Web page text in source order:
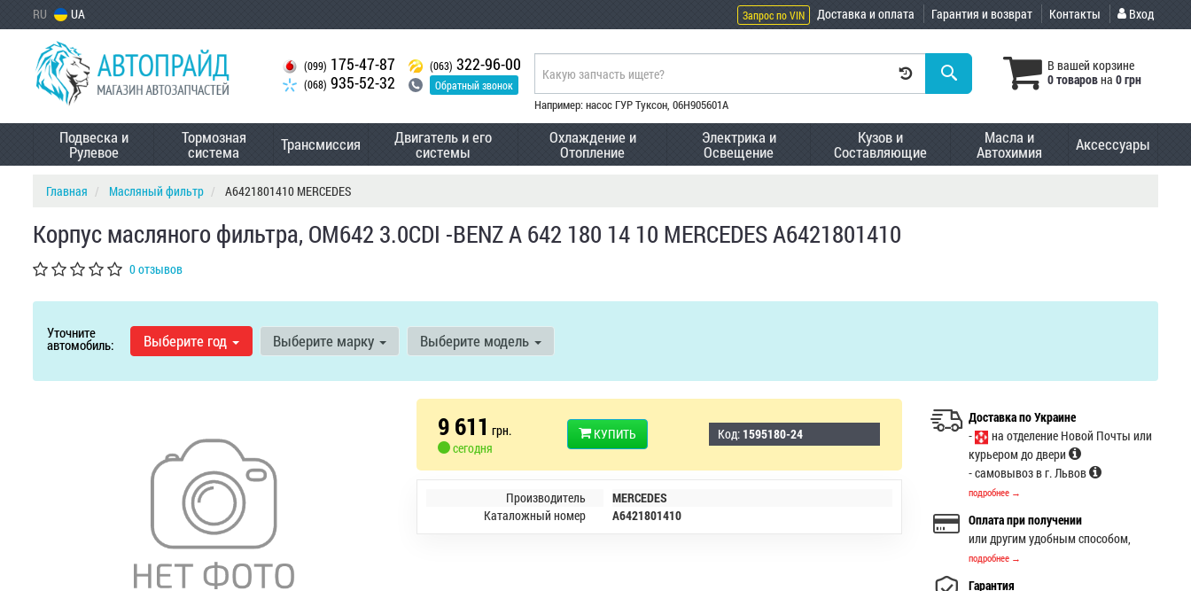
RU UA Запрос по VIN Доставка и оплата Гарантия и возврат Контакты Вход
(099) 175-47-87
(068) 935-52-32
(063) 322-96-00
Обратный звонок
В вашей корзине
0 товаровна 0 грн
Например: насос ГУР Туксон, 06H905601A
Подвеска и
Рулевое
Тормозная
система Трансмиссия Двигатель и его
системы
Охлаждение и
Отопление
Электрика и
Освещение
Кузов и
Составляющие
Масла и
Автохимия Аксессуары
Главная Масляный фильтр A6421801410 MERCEDES
Корпус масляного фильтра, OM642 3.0CDI -BENZ A 642 180 14 10 MERCEDES A6421801410
0 отзывов
Уточните
автомобиль: Выберите год Выберите марку Выберите модель
9 611 грн.
сегодня
КУПИТЬ Код: 1595180-24
Производитель
MERCEDES
Каталожный номер
A6421801410
Доставка по Украине
-
на отделение Новой Почты или
курьером до двери
- самовывоз в г. Львов
подробнее →
Оплата при получении
или другим удобным способом,
подробнее →
Гарантия